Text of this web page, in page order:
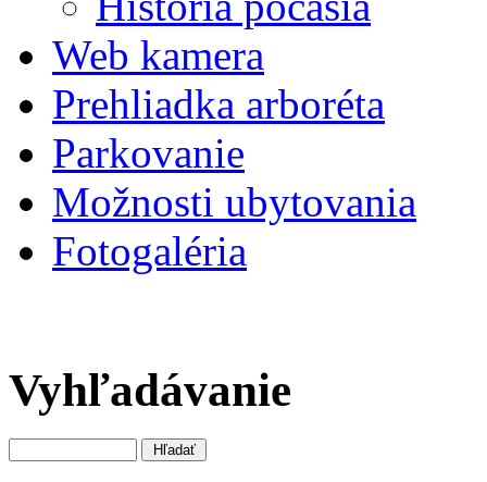
Web kamera
Prehliadka arboréta
Parkovanie
Možnosti ubytovania
Fotogaléria
Vyhľadávanie